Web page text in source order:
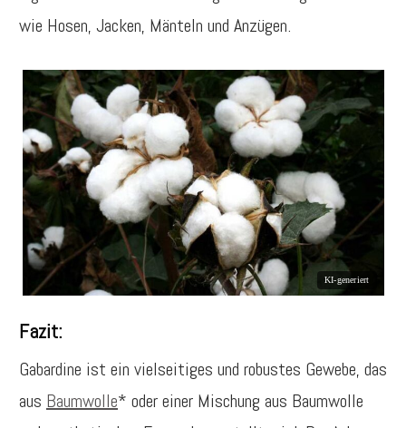
wie Hosen, Jacken, Mänteln und Anzügen.
Fazit:
Gabardine ist ein vielseitiges und robustes Gewebe, das
aus Baumwolle* oder einer Mischung aus Baumwolle